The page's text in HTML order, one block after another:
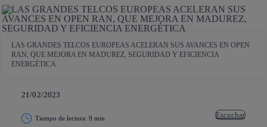
LAS GRANDES TELCOS EUROPEAS ACELERAN SUS AVANCES EN OPEN
RAN, QUE MEJORA EN MADUREZ, SEGURIDAD Y EFICIENCIA
ENERGÉTICA
21/02/2023
Tiempo de lectura: 9 min Escuchar